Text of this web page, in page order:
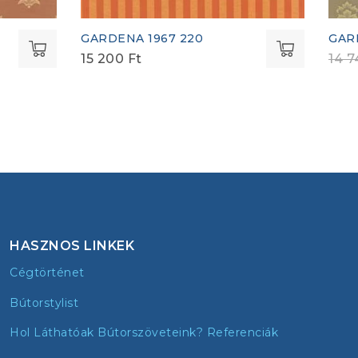
GARDENA 1967 220
15 200 Ft 14
HASZNOS LINKEK
Cégtörténet
Bútorstylist
Hol Láthatóak Bútorszöveteink? Referenciák